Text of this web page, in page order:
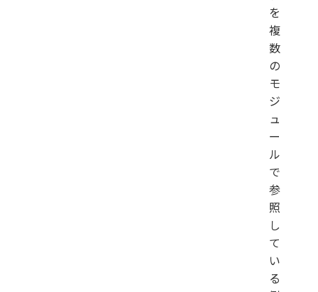
を
複
数
の
モ
ジ
ュ
ー
ル
で
参
照
し
て
い
る